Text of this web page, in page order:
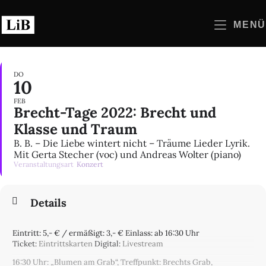
Inhalt
springen
MENÜ
DO
10
FEB
Brecht-Tage 2022: Brecht und
Klasse und Traum
B. B. – Die Liebe wintert nicht – Träume Lieder Lyrik.
Mit Gerta Stecher (voc) und Andreas Wolter (piano)
Veranstaltungsart Konzert
Details
Eintritt: 5,- € / ermäßigt: 3,- € Einlass: ab 16:30 Uhr
Ticket: EintrittskartenDigital: Livestream
16:30 Uhr: „Blumen am Grab“, Treffpunkt: Brechts Grab,